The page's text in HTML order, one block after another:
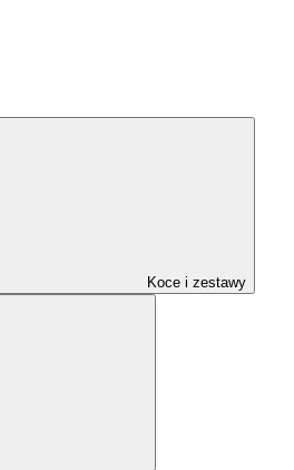
Koce i zestawy